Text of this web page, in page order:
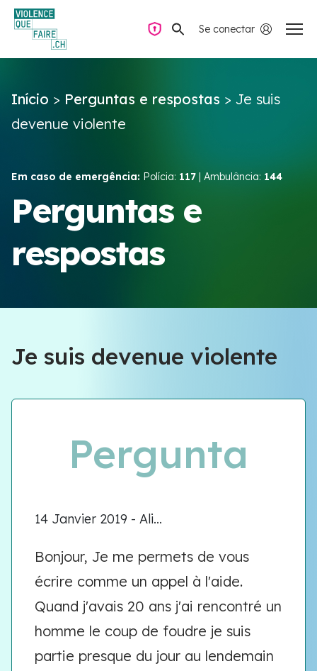
Se conectar
Perguntas e respostas
Violência no casal
Recursos e campanhas
Navegação privada
Início > Perguntas e respostas > Je suis
devenue violente
Em caso de emergência: Polícia: 117 | Ambulância: 144
Perguntas e
respostas
Je suis devenue violente
Pergunta
14 Janvier 2019 - Ali...
Bonjour, Je me permets de vous
écrire comme un appel à l'aide.
Quand j'avais 20 ans j'ai rencontré un
homme le coup de foudre je suis
partie presque du jour au lendemain